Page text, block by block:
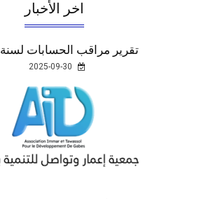
اخر الأخبار
تقرير مراقب الحسابات لسنة 2024